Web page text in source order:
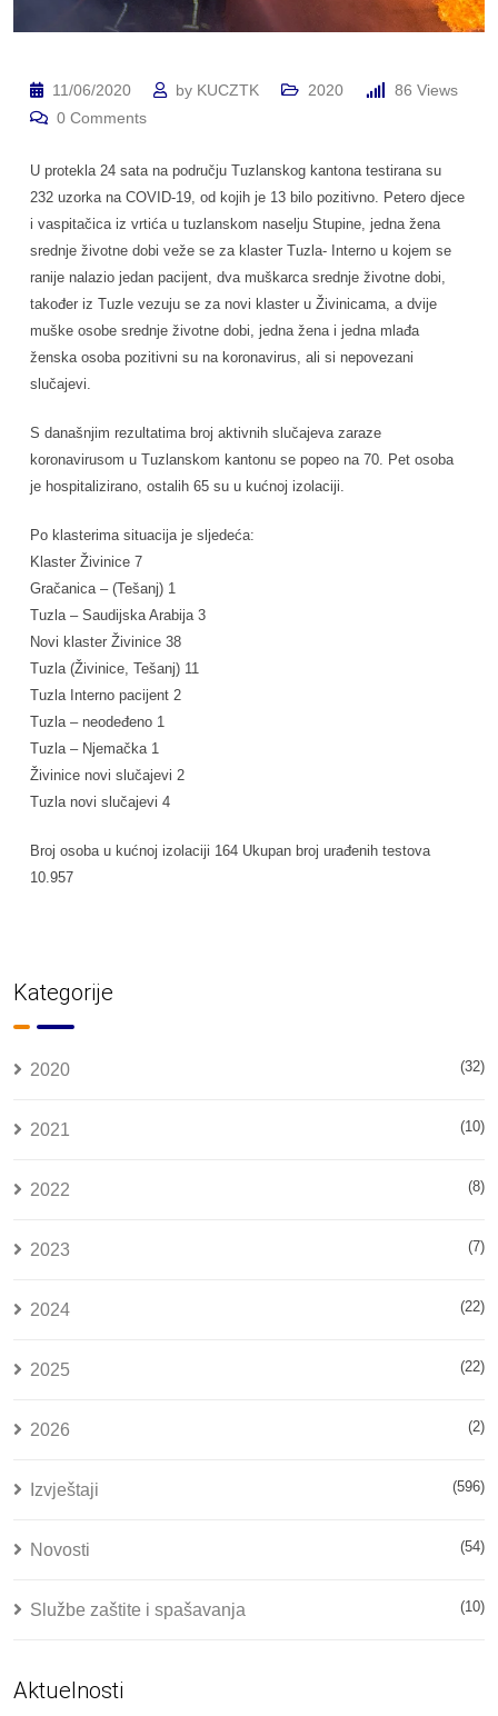
11/06/2020 by KUCZTK 2020 86 Views
0 Comments
U protekla 24 sata na području Tuzlanskog kantona testirana su
232 uzorka na COVID-19, od kojih je 13 bilo pozitivno. Petero djece
i vaspitačica iz vrtića u tuzlanskom naselju Stupine, jedna žena
srednje životne dobi veže se za klaster Tuzla- Interno u kojem se
ranije nalazio jedan pacijent, dva muškarca srednje životne dobi,
također iz Tuzle vezuju se za novi klaster u Živinicama, a dvije
muške osobe srednje životne dobi, jedna žena i jedna mlađa
ženska osoba pozitivni su na koronavirus, ali si nepovezani
slučajevi.
S današnjim rezultatima broj aktivnih slučajeva zaraze
koronavirusom u Tuzlanskom kantonu se popeo na 70. Pet osoba
je hospitalizirano, ostalih 65 su u kućnoj izolaciji.
Po klasterima situacija je sljedeća:
Klaster Živinice 7
Gračanica – (Tešanj) 1
Tuzla – Saudijska Arabija 3
Novi klaster Živinice 38
Tuzla (Živinice, Tešanj) 11
Tuzla Interno pacijent 2
Tuzla – neodeđeno 1
Tuzla – Njemačka 1
Živinice novi slučajevi 2
Tuzla novi slučajevi 4
Broj osoba u kućnoj izolaciji 164 Ukupan broj urađenih testova
10.957
Kategorije
2020 (32)
2021 (10)
2022 (8)
2023 (7)
2024 (22)
2025 (22)
2026 (2)
Izvještaji (596)
Novosti (54)
Službe zaštite i spašavanja (10)
Aktuelnosti